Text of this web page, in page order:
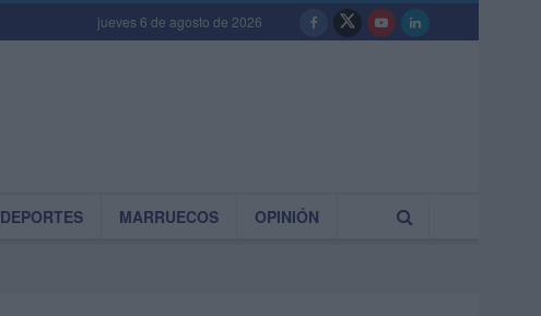
jueves 6 de agosto de 2026
DEPORTES MARRUECOS OPINIÓN